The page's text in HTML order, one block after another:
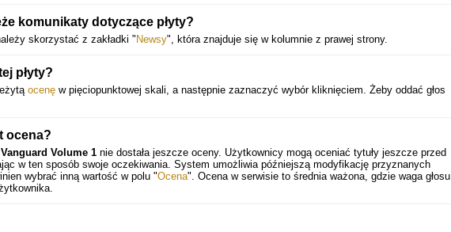
komunikaty dotyczące płyty?
skorzystać z zakładki " Newsy", która znajduje się w kolumnie z prawej strony.
płyty?
ocenę w pięciopunktowej skali, a następnie zaznaczyć wybór kliknięciem. Żeby oddać głos
ocena?
Volume 1 nie dostała jeszcze oceny. Użytkownicy mogą oceniać tytuły jeszcze przed
w ten sposób swoje oczekiwania. System umożliwia późniejszą modyfikację przyznanych
wybrać inną wartość w polu "Ocena". Ocena w serwisie to średnia ważona, gdzie waga głosu